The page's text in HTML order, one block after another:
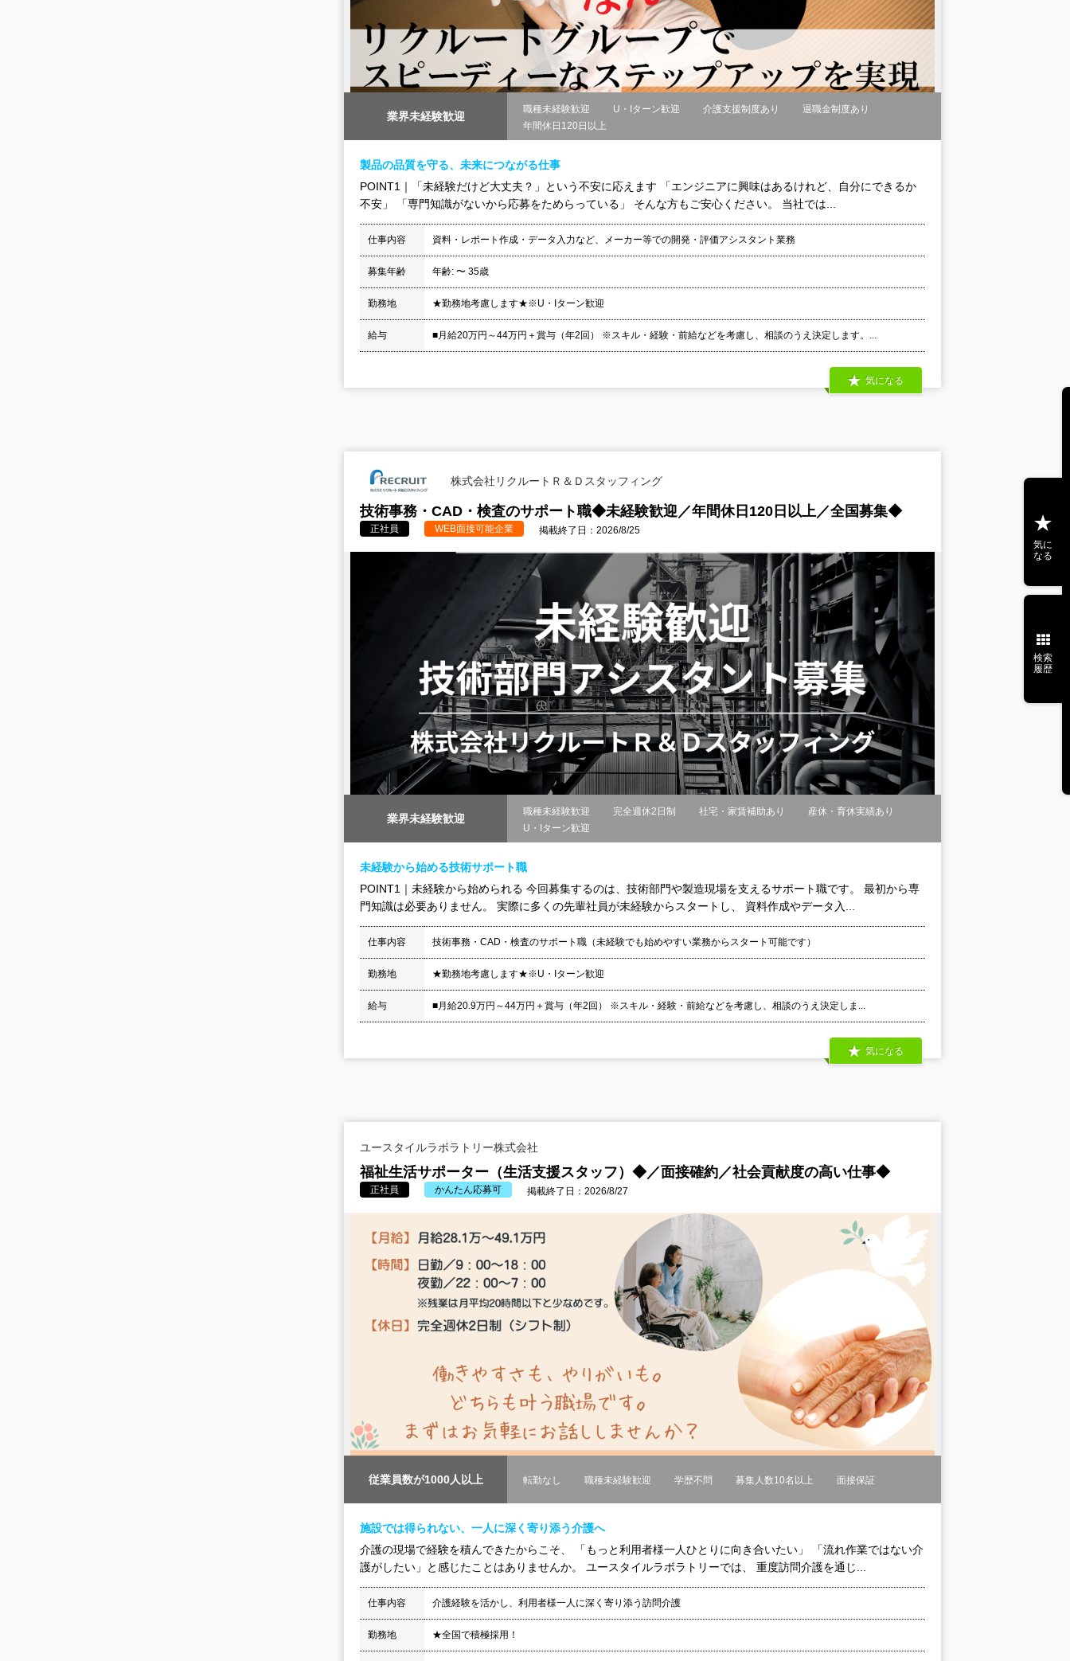
業界未経験歓迎
職種未経験歓迎 U・Iターン歓迎 介護支援制度あり
退職金制度あり
年間休日120日以上
製品の品質を守る、未来につながる仕事
POINT1｜「未経験だけど大丈夫？」という不安に応えます 「エンジニアに興味はあるけれど、自分にできるか
不安」 「専門知識がないから応募をためらっている」 そんな方もご安心ください。 当社では...
仕事内容 資料・レポート作成・データ入力など、メーカー等での開発・評価アシスタント業務
募集年齢 年齢: 〜 35歳
勤務地 ★勤務地考慮します★※U・Iターン歓迎
給与 ■月給20万円～44万円＋賞与（年2回） ※スキル・経験・前給などを考慮し、相談のうえ決定します。...
気になる
株式会社リクルートＲ＆Ｄスタッフィング
技術事務・CAD・検査のサポート職◆未経験歓迎／年間休日120日以上／全国募集◆
正社員 WEB面接可能企業 掲載終了日：2026/8/25
業界未経験歓迎
職種未経験歓迎 完全週休2日制 社宅・家賃補助あり
産休・育休実績あり
U・Iターン歓迎
未経験から始める技術サポート職
POINT1｜未経験から始められる 今回募集するのは、技術部門や製造現場を支えるサポート職です。 最初から専
門知識は必要ありません。 実際に多くの先輩社員が未経験からスタートし、 資料作成やデータ入...
仕事内容 技術事務・CAD・検査のサポート職（未経験でも始めやすい業務からスタート可能です）
勤務地 ★勤務地考慮します★※U・Iターン歓迎
給与 ■月給20.9万円～44万円＋賞与（年2回） ※スキル・経験・前給などを考慮し、相談のうえ決定しま...
気になる
ユースタイルラボラトリー株式会社
福祉生活サポーター（生活支援スタッフ）◆／面接確約／社会貢献度の高い仕事◆
正社員 かんたん応募可 掲載終了日：2026/8/27
従業員数が1000人以上 転勤なし 職種未経験歓迎 学歴不問 募集人数10名以上 面接保証
施設では得られない、一人に深く寄り添う介護へ
介護の現場で経験を積んできたからこそ、 「もっと利用者様一人ひとりに向き合いたい」 「流れ作業ではない介
護がしたい」と感じたことはありませんか。 ユースタイルラボラトリーでは、 重度訪問介護を通じ...
仕事内容 介護経験を活かし、利用者様一人に深く寄り添う訪問介護
勤務地 ★全国で積極採用！
気に
なる
検索
履歴